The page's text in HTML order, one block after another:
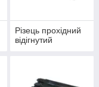
Різець прохідний
відігнутий